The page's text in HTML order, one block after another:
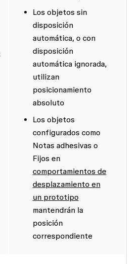
Los objetos sin
disposición
automática, o con
disposición
automática ignorada,
utilizan
posicionamiento
absoluto
Los objetos
configurados como
Notas adhesivaso
Fijosen
comportamientos de
desplazamiento en
un prototipo
mantendrán la
posición
correspondiente